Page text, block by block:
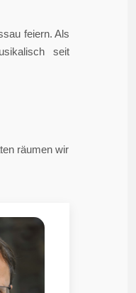
feiern. Als
seit
räumen wir